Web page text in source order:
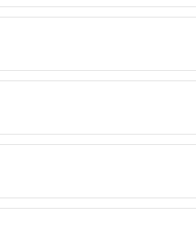
Sky Restaurant 634